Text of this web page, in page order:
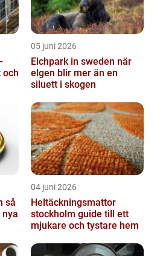
och
05 juni 2026
Elchpark in sweden när
elgen blir mer än en
siluett i skogen
04 juni 2026
Heltäckningsmattor
stockholm guide till ett
mjukare och tystare hem